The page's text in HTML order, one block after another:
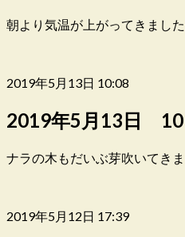
朝より気温が上がってきました
2019年5月13日 10:08
2019年5月13日
ナラの木もだいぶ芽吹いてきま
2019年5月12日 17:39